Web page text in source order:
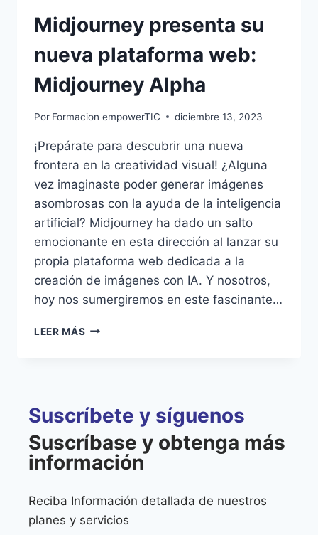
Midjourney presenta su
nueva plataforma web:
Midjourney Alpha
Por Formacion empowerTIC diciembre 13, 2023
¡Prepárate para descubrir una nueva
frontera en la creatividad visual! ¿Alguna
vez imaginaste poder generar imágenes
asombrosas con la ayuda de la inteligencia
artificial? Midjourney ha dado un salto
emocionante en esta dirección al lanzar su
propia plataforma web dedicada a la
creación de imágenes con IA. Y nosotros,
hoy nos sumergiremos en este fascinante…
LEER MÁS
Suscríbete y síguenos
Suscríbase y obtenga más
información
Reciba Información detallada de nuestros
planes y servicios